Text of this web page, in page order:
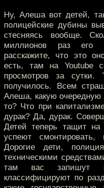
Ну, Алеша вот детей,
полицейские дубины
стесняясь вообще.
миллионов раз его
расскажите, что это
есть, там на Youtube
просмотров за
получилось. Всем
Алеша, какую очередную
то? Что при
дурак? Да, дурак.
Детей теперь тащит
успеют
Дорогие дети,
техническими
там вас запишут
классифицируют по